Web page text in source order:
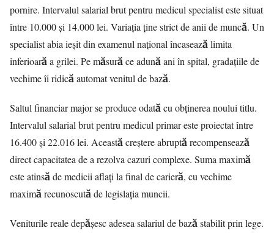
pornire. Intervalul salarial brut pentru medicul specialist este situat
între 10.000 și 14.000 lei. Variația ține strict de anii de muncă. Un
specialist abia ieșit din examenul național încasează limita
inferioară a grilei. Pe măsură ce adună ani în spital, gradațiile de
vechime îi ridică automat venitul de bază.
Saltul financiar major se produce odată cu obținerea noului titlu.
Intervalul salarial brut pentru medicul primar este proiectat între
16.400 și 22.016 lei. Această creștere abruptă recompensează
direct capacitatea de a rezolva cazuri complexe. Suma maximă
este atinsă de medicii aflați la final de carieră, cu vechime
maximă recunoscută de legislația muncii.
Veniturile reale depășesc adesea salariul de bază stabilit prin lege.